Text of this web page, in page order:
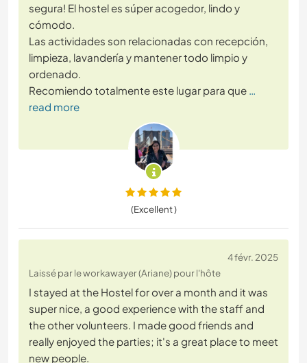
segura! El hostel es súper acogedor, lindo y
cómodo.
Las actividades son relacionadas con recepción,
limpieza, lavandería y mantener todo limpio y
ordenado.
Recomiendo totalmente este lugar para que …
read more
(Excellent )
4 févr. 2025
Laissé par le workawayer (Ariane) pour l'hôte
I stayed at the Hostel for over a month and it was
super nice, a good experience with the staff and
the other volunteers. I made good friends and
really enjoyed the parties; it's a great place to meet
new people.